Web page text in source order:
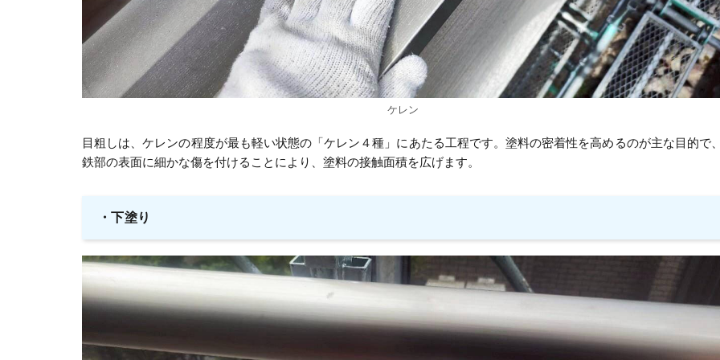
ケレン
目粗しは、ケレンの程度が最も軽い状態の「ケレン４種」にあたる工程です。塗料の密着性を高めるのが主な目的で
鉄部の表面に細かな傷を付けることにより、塗料の接触面積を広げます。
・下塗り